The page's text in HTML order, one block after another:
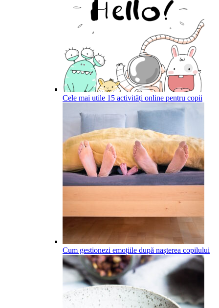
Cele mai utile 15 activități online pentru copii
Cum gestionezi emoțiile după nașterea copilului